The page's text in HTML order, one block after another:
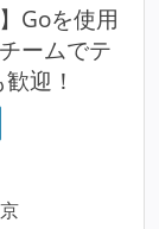
Goを使用
ームでテ
迎！